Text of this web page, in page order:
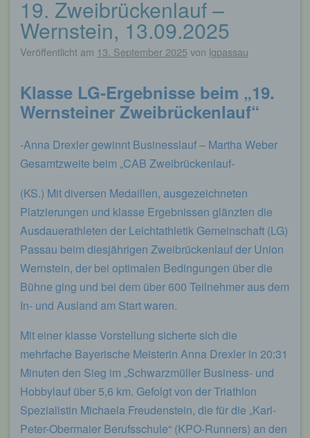
Beitragsnavigation
19. Zweibrückenlauf –
Wernstein, 13.09.2025
Veröffentlicht am 13. September 2025 von lgpassau
Klasse LG-Ergebnisse beim „19.
Wernsteiner Zweibrückenlauf“
-Anna Drexler gewinnt Businesslauf – Martha Weber
Gesamtzweite beim „CAB Zweibrückenlauf-
(KS.) Mit diversen Medaillen, ausgezeichneten
Platzierungen und klasse Ergebnissen glänzten die
Ausdauerathleten der Leichtathletik Gemeinschaft (LG)
Passau beim diesjährigen Zweibrückenlauf der Union
Wernstein, der bei optimalen Bedingungen über die
Bühne ging und bei dem über 600 Teilnehmer aus dem
In- und Ausland am Start waren.
Mit einer klasse Vorstellung sicherte sich die
mehrfache Bayerische Meisterin Anna Drexler in 20:31
Minuten den Sieg im „Schwarzmüller Business- und
Hobbylauf über 5,6 km. Gefolgt von der Triathlon
Spezialistin Michaela Freudenstein, die für die „Karl-
Peter-Obermaier Berufsschule“ (KPO-Runners) an den